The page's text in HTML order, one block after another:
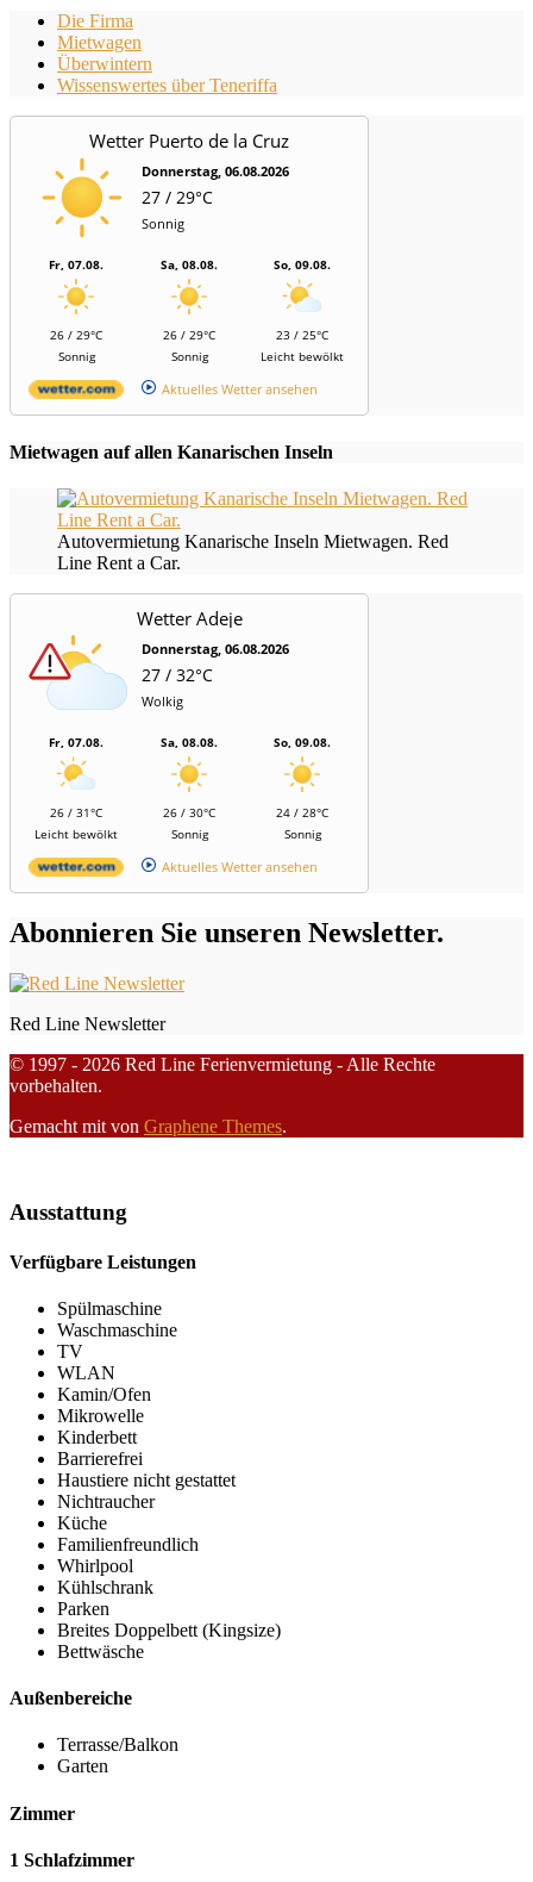
Die Firma
Mietwagen
Überwintern
Wissenswertes über Teneriffa
Wetter Puerto de la Cruz
Donnerstag, 06.08.2026
27 / 29°C
Sonnig
Fr, 07.08.
26 / 29°C
Sonnig
Sa, 08.08.
26 / 29°C
Sonnig
So, 09.08.
23 / 25°C
Leicht bewölkt
Aktuelles Wetter ansehen
Mietwagen auf allen Kanarischen Inseln
Autovermietung Kanarische Inseln Mietwagen. Red
Line Rent a Car.
Wetter Adeje
Donnerstag, 06.08.2026
27 / 32°C
Wolkig
Fr, 07.08.
26 / 31°C
Leicht bewölkt
Sa, 08.08.
26 / 30°C
Sonnig
So, 09.08.
24 / 28°C
Sonnig
Aktuelles Wetter ansehen
Abonnieren Sie unseren Newsletter.
Red Line Newsletter
© 1997 - 2026 Red Line Ferienvermietung - Alle Rechte
vorbehalten.
Gemacht mit von Graphene Themes.
Ausstattung
Verfügbare Leistungen
Spülmaschine
Waschmaschine
TV
WLAN
Kamin/Ofen
Mikrowelle
Kinderbett
Barrierefrei
Haustiere nicht gestattet
Nichtraucher
Küche
Familienfreundlich
Whirlpool
Kühlschrank
Parken
Breites Doppelbett (Kingsize)
Bettwäsche
Außenbereiche
Terrasse/Balkon
Garten
Zimmer
1 Schlafzimmer